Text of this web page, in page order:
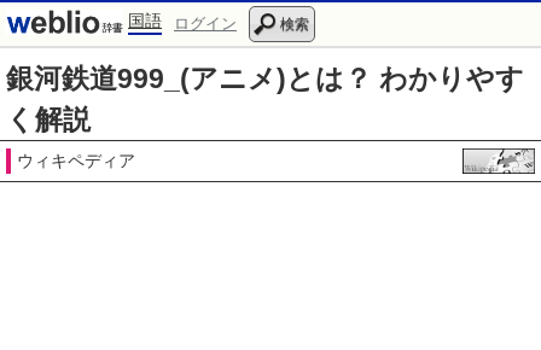
国語 ログイン 検索
銀河鉄道999_(アニメ)とは？ わかりやす
く解説
ウィキペディア